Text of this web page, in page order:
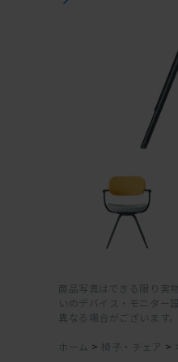
商品写真はできる限り実
いのデバイス・モニター
異なる場合がございます。
ホーム > 椅子・チェア >